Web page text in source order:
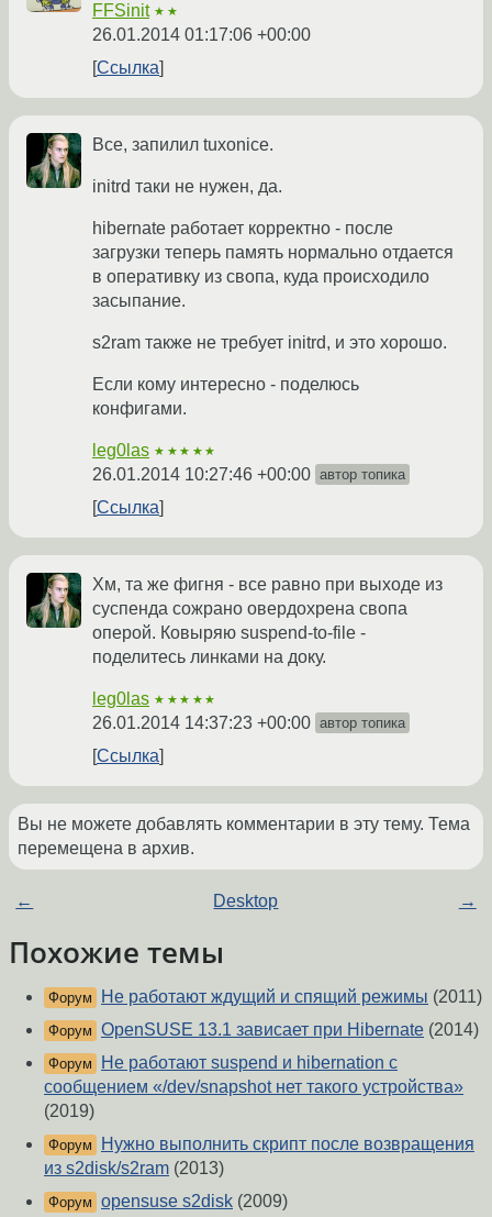
FFSinit ★★
26.01.2014 01:17:06 +00:00
Ссылка
Все, запилил tuxonice.
initrd таки не нужен, да.
hibernate работает корректно - после
загрузки теперь память нормально отдается
в оперативку из свопа, куда происходило
засыпание.
s2ram также не требует initrd, и это хорошо.
Если кому интересно - поделюсь
конфигами.
leg0las ★★★★★
26.01.2014 10:27:46 +00:00 автор топика
Ссылка
Хм, та же фигня - все равно при выходе из
суспенда сожрано овердохрена свопа
оперой. Ковыряю suspend-to-file -
поделитесь линками на доку.
leg0las ★★★★★
26.01.2014 14:37:23 +00:00 автор топика
Ссылка
Вы не можете добавлять комментарии в эту тему. Тема
перемещена в архив.
← Desktop →
Похожие темы
Форум Не работают ждущий и спящий режимы (2011)
Форум OpenSUSE 13.1 зависает при Hibernate (2014)
Форум
Не работают suspend и hibernation с
сообщением «/dev/snapshot нет такого устройства»
(2019)
Форум
Нужно выполнить скрипт после возвращения
из s2disk/s2ram (2013)
Форум opensuse s2disk (2009)